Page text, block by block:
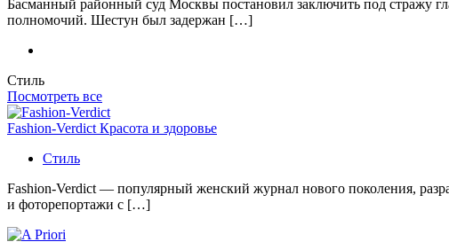
Басманный районный суд Москвы постановил заключить под стражу
полномочий. Шестун был задержан […]
Стиль
Посмотреть все
Fashion-Verdict Красота и здоровье
Стиль
Fashion-Verdict — популярный женский журнал нового поколения,
и фоторепортажи с […]